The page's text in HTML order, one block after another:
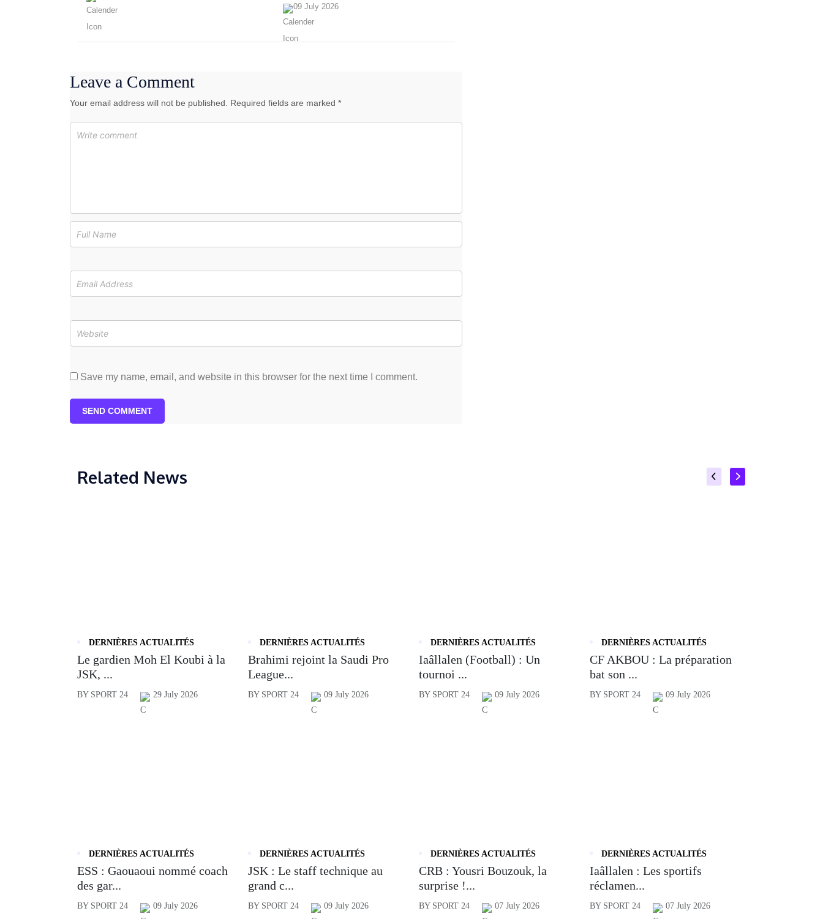
09 July 2026
Leave a Comment
Your email address will not be published. Required fields are marked *
Save my name, email, and website in this browser for the next time I comment.
SEND COMMENT
Related News
DERNIÈRES ACTUALITÉS
Le gardien Moh El Koubi à la
JSK, ...
BY SPORT 24 29 July 2026
DERNIÈRES ACTUALITÉS
Brahimi rejoint la Saudi Pro
League...
BY SPORT 24 09 July 2026
DERNIÈRES ACTUALITÉS
Iaâllalen (Football) : Un
tournoi ...
BY SPORT 24 09 July 2026
DERNIÈRES ACTUALITÉS
CF AKBOU : La préparation
bat son ...
BY SPORT 24 09 July 2026
DERNIÈRES ACTUALITÉS
ESS : Gaouaoui nommé coach
des gar...
BY SPORT 24 09 July 2026
DERNIÈRES ACTUALITÉS
JSK : Le staff technique au
grand c...
BY SPORT 24 09 July 2026
DERNIÈRES ACTUALITÉS
CRB : Yousri Bouzouk, la
surprise !...
BY SPORT 24 07 July 2026
DERNIÈRES ACTUALITÉS
Iaâllalen : Les sportifs
réclamen...
BY SPORT 24 07 July 2026